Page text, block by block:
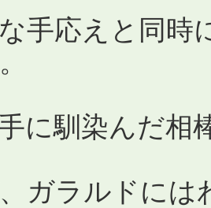
手応えと同時
に馴染んだ相
ガラルドには